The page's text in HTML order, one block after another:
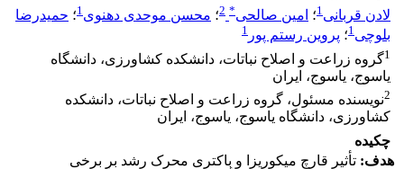
لادن قربانی1؛ امین صالحی*
2؛ محسن موحدی دهنوی1؛ حمیدرضا
بلوچی1؛ پروین رستم پور 1
1گروه زراعت و اصلاح نباتات، دانشکده کشاورزی، دانشگاه
یاسوج، یاسوج، ایران
2نویسنده مسئول، گروه زراعت و اصلاح نباتات، دانشکده
کشاورزی، دانشگاه یاسوج، یاسوج، ایران
چکیده
هدف: تأثیر قارچ میکوریزا‌ و باکتری محرک رشد بر برخی